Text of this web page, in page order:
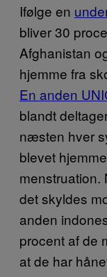
Ifølge en
bliver 30
Afghanistan
hjemme fra
En anden
blandt
næsten hver
blevet
menstruation.
det skyldes
anden
procent af de
at de har